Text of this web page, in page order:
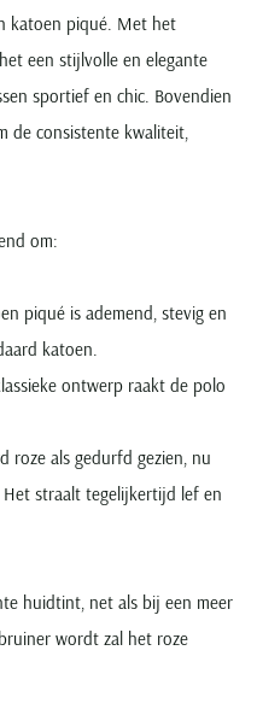
katoen piqué. Met het
een stijlvolle en elegante
sportief en chic. Bovendien
de consistente kwaliteit,
om:
piqué is ademend, stevig en
katoen.
ontwerp raakt de polo
roze als gedurfd gezien, nu
straalt tegelijkertijd lef en
huidtint, net als bij een meer
wordt zal het roze